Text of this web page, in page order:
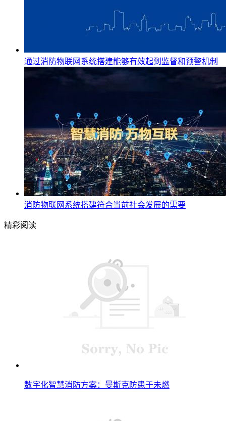
通过消防物联网系统搭建能够有效起到监督和预警机制
消防物联网系统搭建符合当前社会发展的需要
精彩阅读
数字化智慧消防方案：曼斯克防患于未燃